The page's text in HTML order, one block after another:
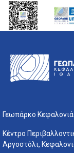
Γεωπάρκο
Κέντρο
Αργοστόλι,